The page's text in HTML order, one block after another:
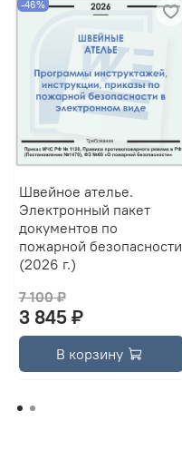
-46%
Швейное ателье.
Электронный пакет
документов по
пожарной безопасности
(2026 г.)
7 100 ₽
3 845 ₽
В корзину